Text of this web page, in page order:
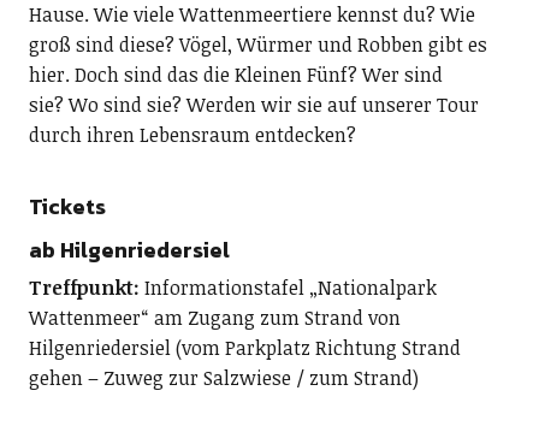
Hause. Wie viele Wattenmeertiere kennst du? Wie
groß sind diese? Vögel, Würmer und Robben gibt es
hier. Doch sind das die Kleinen Fünf? Wer sind
sie? Wo sind sie? Werden wir sie auf unserer Tour
durch ihren Lebensraum entdecken?
Tickets
ab Hilgenriedersiel
Treffpunkt: Informationstafel „Nationalpark
Wattenmeer“ am Zugang zum Strand von
Hilgenriedersiel (vom Parkplatz Richtung Strand
gehen – Zuweg zur Salzwiese / zum Strand)